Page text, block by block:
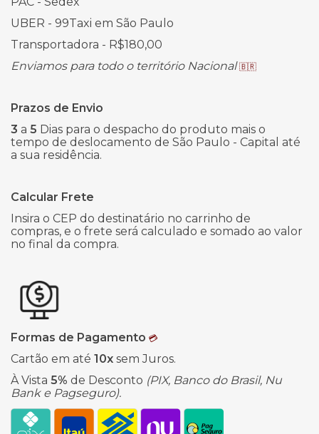
UBER - 99Taxi em São Paulo
Transportadora - R$180,00
Enviamos para todo o território Nacional🇧🇷
Prazos de Envio
3 a 5 Dias para o despacho do produto mais o
tempo de deslocamento de São Paulo - Capital até
a sua residência.
Calcular Frete
Insira o CEP do destinatário no carrinho de
compras, e o frete será calculado e somado ao valor
no final da compra.
Formas de Pagamento 💳
Cartão em até 10x sem Juros.
À Vista 5% de Desconto (PIX, Banco do Brasil, Nu
Bank e Pagseguro).